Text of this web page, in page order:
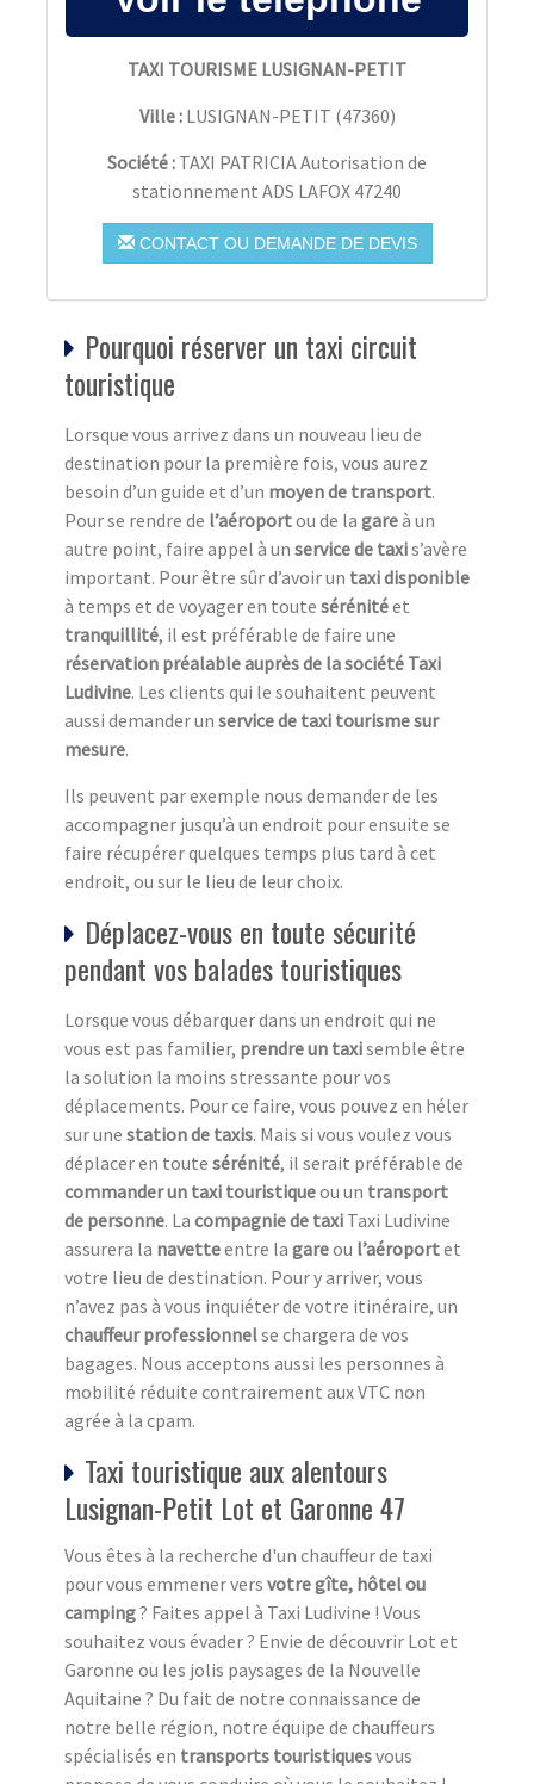
TAXI TOURISME LUSIGNAN-PETIT
Ville : LUSIGNAN-PETIT (47360)
Société : TAXI PATRICIA Autorisation de
stationnement ADS LAFOX 47240
CONTACT OU DEMANDE DE DEVIS
Pourquoi réserver un taxi circuit
touristique
Lorsque vous arrivez dans un nouveau lieu de
destination pour la première fois, vous aurez
besoin d’un guide et d’un moyen de transport.
Pour se rendre de l’aéroportou de la gareà un
autre point, faire appel à un service de taxis’avère
important. Pour être sûr d’avoir un taxi disponible
à temps et de voyager en toute sérénitéet
tranquillité, il est préférable de faire une
réservation préalable auprès de la société Taxi
Ludivine. Les clients qui le souhaitent peuvent
aussi demander un service de taxi tourisme sur
mesure.
Ils peuvent par exemple nous demander de les
accompagner jusqu’à un endroit pour ensuite se
faire récupérer quelques temps plus tard à cet
endroit, ou sur le lieu de leur choix.
Déplacez-vous en toute sécurité
pendant vos balades touristiques
Lorsque vous débarquer dans un endroit qui ne
vous est pas familier, prendre un taxisemble être
la solution la moins stressante pour vos
déplacements. Pour ce faire, vous pouvez en héler
sur une station de taxis. Mais si vous voulez vous
déplacer en toute sérénité, il serait préférable de
commander un taxi touristiqueou un transport
de personne. La compagnie de taxi Taxi Ludivine
assurera la navetteentre la gareou l’aéroportet
votre lieu de destination. Pour y arriver, vous
n’avez pas à vous inquiéter de votre itinéraire, un
chauffeur professionnelse chargera de vos
bagages. Nous acceptons aussi les personnes à
mobilité réduite contrairement aux VTC non
agrée à la cpam.
Taxi touristique aux alentours
Lusignan-Petit Lot et Garonne 47
Vous êtes à la recherche d'un chauffeur de taxi
pour vous emmener vers votre gîte, hôtel ou
camping? Faites appel à Taxi Ludivine ! Vous
souhaitez vous évader ? Envie de découvrir Lot et
Garonne ou les jolis paysages de la Nouvelle
Aquitaine ? Du fait de notre connaissance de
notre belle région, notre équipe de chauffeurs
spécialisés en transports touristiquesvous